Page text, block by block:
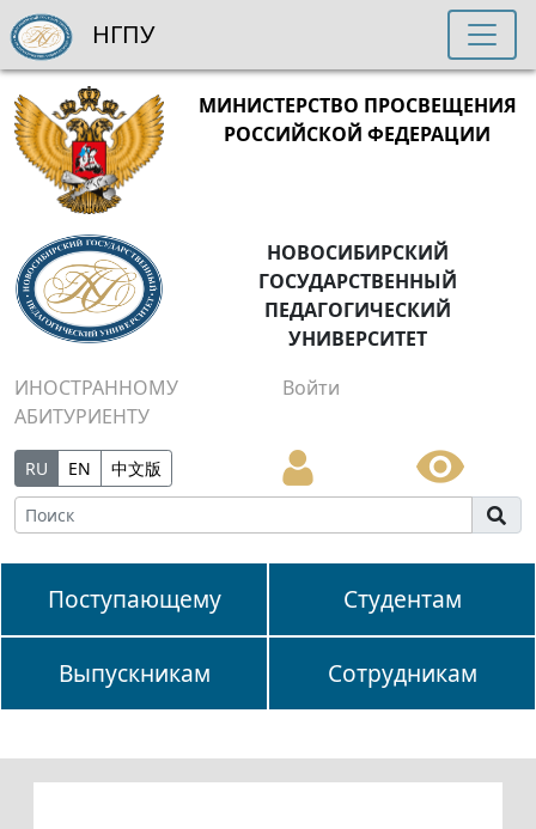
МИНИСТЕРСТВО ПРОСВЕЩЕНИЯ
РОССИЙСКОЙ ФЕДЕРАЦИИ
НОВОСИБИРСКИЙ
ГОСУДАРСТВЕННЫЙ
ПЕДАГОГИЧЕСКИЙ
УНИВЕРСИТЕТ
ИНОСТРАННОМУ
АБИТУРИЕНТУ
Войти
RU EN 中文版
Поступающему Студентам
Выпускникам Сотрудникам
НГПУ